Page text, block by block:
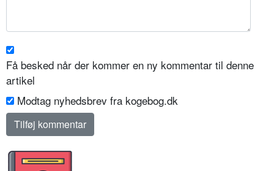
Få besked når der kommer en ny kommentar til denne
artikel
Modtag nyhedsbrev fra kogebog.dk